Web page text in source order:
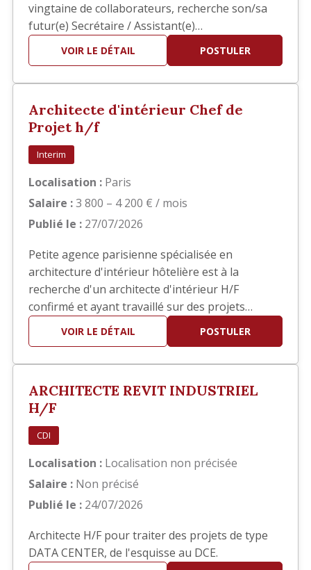
vingtaine de collaborateurs, recherche son/sa
futur(e) Secrétaire / Assistant(e)
Administratif(ve) Polyvalent(e) afin
d'accompagner la direction dans la gestion
l'autonomie et le sens du service sont e…
VOIR LE DÉTAIL POSTULER
Architecte d'intérieur Chef de
Projet h/f
Interim
Localisation : Paris
Salaire :3 800 – 4 200 € / mois
Publié le : 27/07/2026
Petite agence parisienne spécialisée en
architecture d'intérieur hôtelière est à la
recherche d'un architecte d'intérieur H/F
confirmé et ayant travaillé sur des projets
hôteliers. Bon concepteur (trice), vous travaillez
également sur Autocad pour dessiner tous les
durée d'un an et à co…
VOIR LE DÉTAIL POSTULER
ARCHITECTE REVIT INDUSTRIEL
H/F
CDI
Localisation : Localisation non précisée
Salaire : Non précisé
Publié le : 24/07/2026
Architecte H/F pour traiter des projets de type
DATA CENTER, de l'esquisse au DCE.